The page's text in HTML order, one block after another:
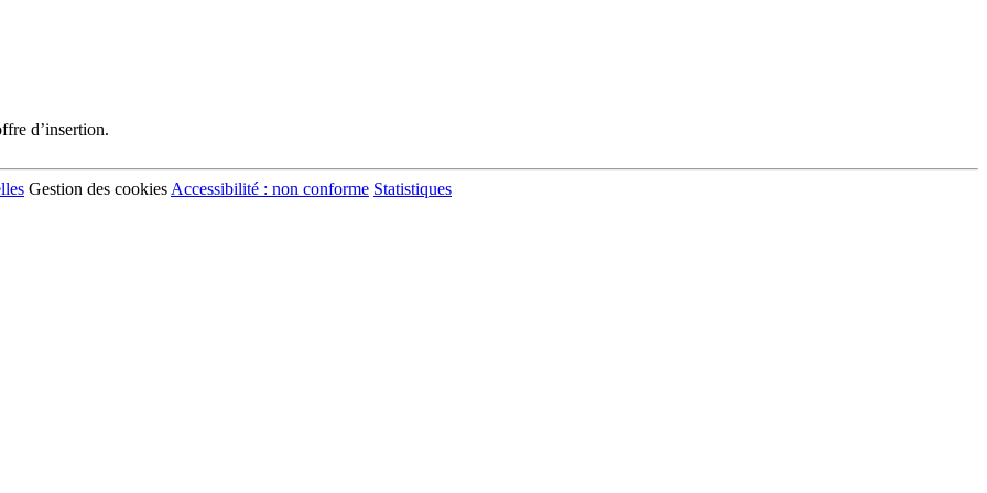
d’insertion.
Gestion des cookies Accessibilité : non conforme Statistiques